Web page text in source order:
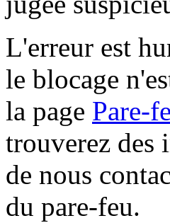
L'erreur est
le blocage
la page Pare-
trouverez des
de nous
du pare-feu.